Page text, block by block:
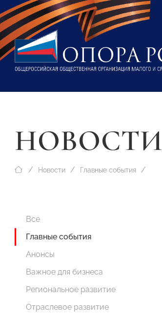
НОВОСТИ
Новости Главные события
Все
Главные события
Анонсы
Важное для бизнеса
Региональное развитие
Отраслевое развитие